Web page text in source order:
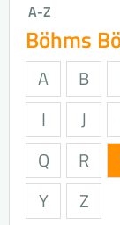
A-Z
Böhms
A B
I
J
Q
R
Y
Z